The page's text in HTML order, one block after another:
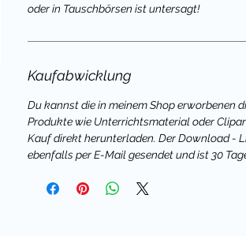
oder in Tauschbörsen ist untersagt!
Kaufabwicklung
Du kannst die in meinem Shop erworbenen
Produkte wie Unterrichtsmaterial oder
Kauf direkt herunterladen. Der Download -
ebenfalls per E-Mail gesendet und ist 30